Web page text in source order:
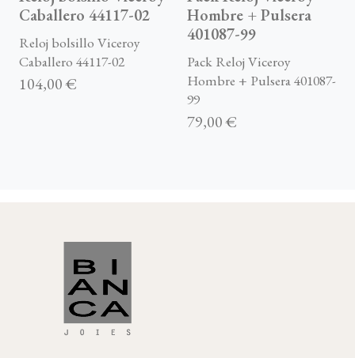
Caballero 44117-02
Reloj bolsillo Viceroy
Caballero 44117-02
104,00 €
Hombre + Pulsera
401087-99
Pack Reloj Viceroy
Hombre + Pulsera 401087-
99
79,00 €